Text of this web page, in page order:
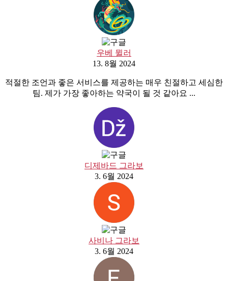
우베 뮐러
13. 8월 2024
적절한 조언과 좋은 서비스를 제공하는 매우 친절하고 세심한
팀. 제가 가장 좋아하는 약국이 될 것 같아요 ...
디제바드 그라보
3. 6월 2024
사비나 그라보
3. 6월 2024